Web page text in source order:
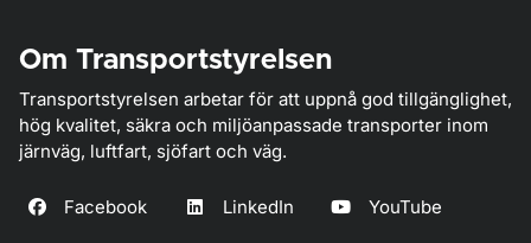
Om Transportstyrelsen
Transportstyrelsen arbetar för att uppnå god tillgänglighet,
hög kvalitet, säkra och miljöanpassade transporter inom
järnväg, luftfart, sjöfart och väg.
Facebook LinkedIn YouTube